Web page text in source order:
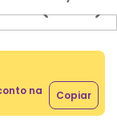
na
Copiar